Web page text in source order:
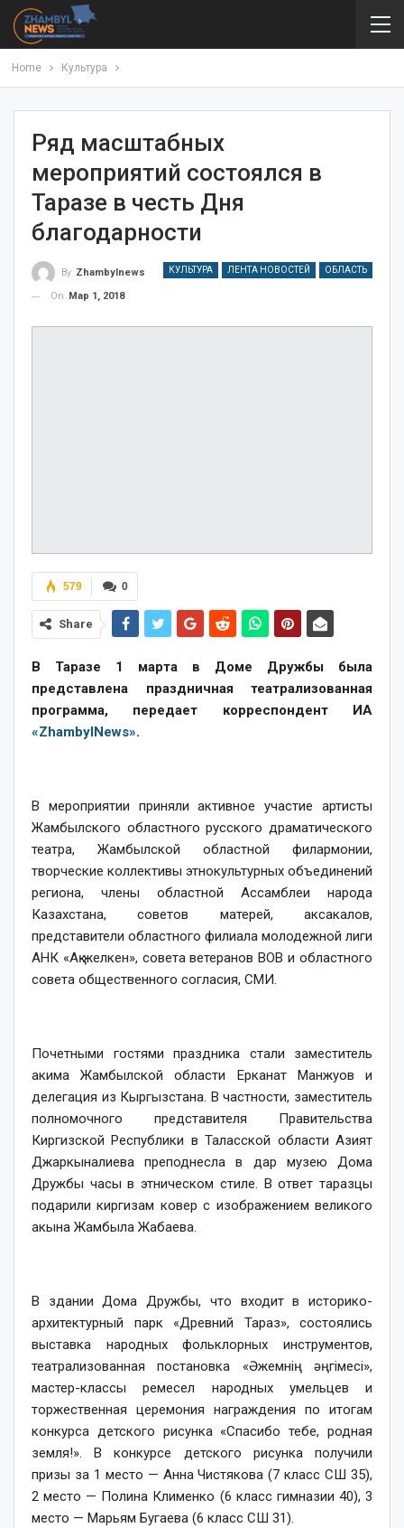
Home Культура
Ряд масштабных
мероприятий состоялся в
Таразе в честь Дня
благодарности
КУЛЬТУРА ЛЕНТА НОВОСТЕЙ ОБЛАСТЬ
By Zhambylnews
On
Мар 1, 2018
0
579
Share
В Таразе 1 марта в Доме Дружбы была
представлена праздничная театрализованная
программа, передает корреспондент ИА
«ZhambylNews».
В мероприятии приняли активное участие
артисты
Жамбылского областного русского драматического
театра, Жамбылской областной филармонии,
творческие коллективы этнокультурных объединений
региона, члены областной Ассамблеи народа
Казахстана, советов матерей, аксакалов,
представители областного филиала молодежной лиги
АНК «Ақ желкен», совета ветеранов ВОВ и областного
совета общественного согласия, СМИ.
Почетными гостями праздника стали заместитель
акима Жамбылской области Ерканат Манжуов и
делегация из Кыргызстана. В частности, заместитель
полномочного представителя Правительства
Киргизской Республики в Таласской области Азият
Джаркыналиева преподнесла в дар музею Дома
Дружбы часы в этническом стиле. В ответ таразцы
подарили киргизам ковер с изображением великого
акына Жамбыла Жабаева.
В здании Дома Дружбы, что входит в историко-
архитектурный парк «Древний Тараз», состоялись
выставка народных фольклорных инструментов,
театрализованная постановка «Әжемнің әңгімесі»,
мастер-классы ремесел народных умельцев и
торжественная церемония награждения по итогам
конкурса детского рисунка «Спасибо тебе, родная
земля!». В конкурсе детского рисунка получили
призы за 1 место — Анна Чистякова (7 класс СШ 35),
2 место — Полина Клименко (6 класс гимназии 40), 3
место — Марьям Бугаева (6 класс СШ 31).